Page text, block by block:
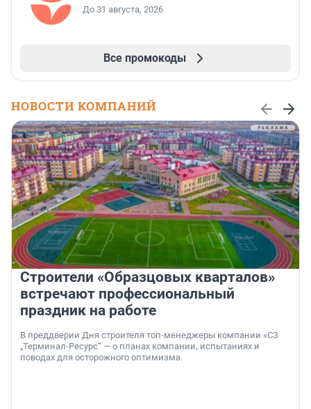
До 31 августа, 2026
Все промокоды
НОВОСТИ КОМПАНИЙ
Строители «Образцовых кварталов»
встречают профессиональный
праздник на работе
В преддверии Дня строителя топ-менеджеры компании «СЗ
„Терминал-Ресурс“ — о планах компании, испытаниях и
поводах для осторожного оптимизма.